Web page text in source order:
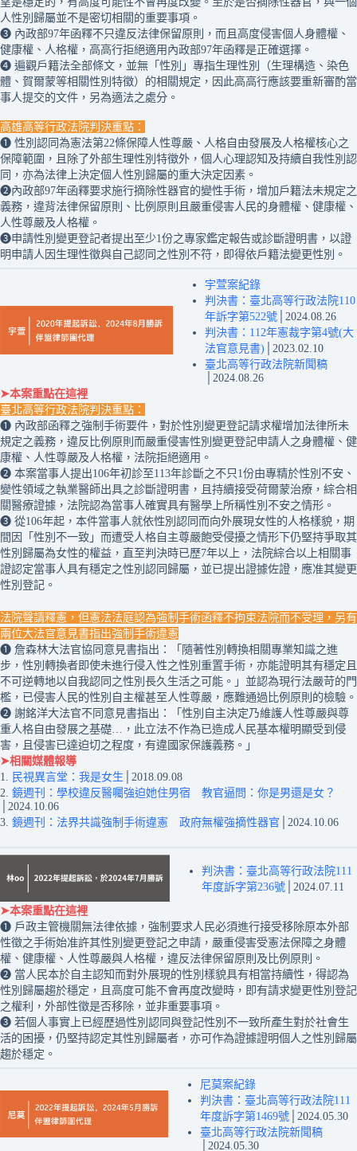
人性別歸屬並不是密切相關的重要事項。
❸ 內政部97年函釋不只違反法律保留原則，而且高度侵害個人身體權、
健康權、人格權，高高行拒絕適用內政部97年函釋是正確選擇。
❹ 遍觀戶籍法全部條文，並無「性別」專指生理性別（生理構造、染色
體、賀爾蒙等相關性別特徵）的相關規定，因此高高行應該要重新審酌當
事人提交的文件，另為適法之處分。
高雄高等行政法院判決重點：
❶ 性別認同為憲法第22條保障人性尊嚴、人格自由發展及人格權核心之
保障範圍，且除了外部生理性別特徵外，個人心理認知及持續自我性別認
同，亦為法律上決定個人性別歸屬的重大決定因素。
❷內政部97年函釋要求施行摘除性器官的變性手術，增加戶籍法未規定之
義務，違背法律保留原則、比例原則且嚴重侵害人民的身體權、健康權、
人性尊嚴及人格權。
❸申請性別變更登記者提出至少1份之專家鑑定報告或診斷證明書，以證
明申請人因生理性徵與自己認同之性別不符，即得依戶籍法變更性別。
宇萱案紀錄
判決書：臺北高等行政法院110
年訴字第522號│2024.08.26
判決書：112年憲裁字第4號(大
法官意見書) │2023.02.10
臺北高等行政法院新聞稿
│2024.08.26
➤本案重點在這裡
臺北高等行政法院判決重點：
❶ 內政部函釋之強制手術要件，對於性別變更登記請求權增加法律所未
規定之義務，違反比例原則而嚴重侵害性別變更登記申請人之身體權、健
康權、人性尊嚴及人格權，法院拒絕適用。
❷ 本案當事人提出106年初診至113年診斷之不只1份由專精於性別不安、
變性領域之執業醫師出具之診斷證明書，且持續接受荷爾蒙治療，綜合相
關醫療證據，法院認為當事人確實具有醫學上所稱性別不安之情形。
❸ 從106年起，本件當事人就依性別認同而向外展現女性的人格樣貌，期
間因「性別不一致」而遭受人格自主尊嚴飽受侵擾之情形下仍堅持爭取其
性別歸屬為女性的權益，直至判決時已歷7年以上，法院綜合以上相關事
證認定當事人具有穩定之性別認同歸屬，並已提出證據佐證，應准其變更
性別登記。
法院聲請釋憲，但憲法法庭認為強制手術函釋不拘束法院而不受理，另有
兩位大法官意見書指出強制手術違憲
❶ 詹森林大法官協同意見書指出：「隨著性別轉換相關專業知識之進
步，性別轉換者即使未進行侵入性之性別重置手術，亦能證明其有穩定且
不可逆轉地以自我認同之性別長久生活之可能。」並認為現行法嚴苛的門
檻，已侵害人民的性別自主權甚至人性尊嚴，應難通過比例原則的檢驗。
❷ 謝銘洋大法官不同意見書指出：「性別自主決定乃維護人性尊嚴與尊
重人格自由發展之基礎…，此立法不作為已造成人民基本權明顯受到侵
害，且侵害已達迫切之程度，有違國家保護義務。」
➤相關媒體報導
1. 民視異言堂：我是女生 │2018.09.08
2. 鏡週刊：學校違反醫囑強迫她住男宿 教官逼問：你是男還是女？
│2024.10.06
3. 鏡週刊：法界共識強制手術違憲 政府無權強摘性器官 │2024.10.06
判決書：臺北高等行政法院111
年度訴字第236號│2024.07.11
➤本案重點在這裡
❶ 戶政主管機關無法律依據，強制要求人民必須進行接受移除原本外部
性徵之手術始准許其性別變更登記之申請，嚴重侵害受憲法保障之身體
權、健康權、人性尊嚴與人格權，違反法律保留原則及比例原則。
❷ 當人民本於自主認知而對外展現的性別樣貌具有相當持續性，得認為
性別歸屬趨於穩定，且高度可能不會再度改變時，即有請求變更性別登記
之權利，外部性徵是否移除，並非重要事項。
❸ 若個人事實上已經歷過性別認同與登記性別不一致所產生對於社會生
活的困擾，仍堅持認定其性別歸屬者，亦可作為證據證明個人之性別歸屬
趨於穩定。
尼莫案紀錄
判決書：臺北高等行政法院111
年度訴字第1469號│2024.05.30
臺北高等行政法院新聞稿
│2024.05.30